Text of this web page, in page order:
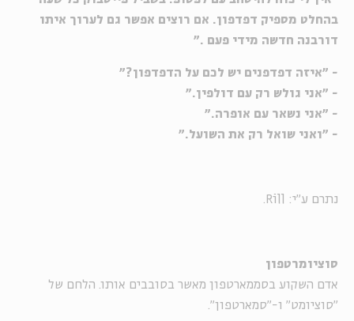
בהחלט מספיק דפדפון. אם רוצים אפשר גם לערוך איתו
דורבנה חדשה מידי פעם ."
- "איזה דפדפנים יש לכם על הדפדפון?"
- "אני גולש רק עם דולפין."
- "אני נשאר עם אופרה."
- "ואני שואל רק את השועל."
נתרם ע"י: Rill.
סוציומרטפון
אדם השקוע בסממארטפון מאשר בסובבים אותו. הלחם של
"סוציומט" ו-"סמארטפון".